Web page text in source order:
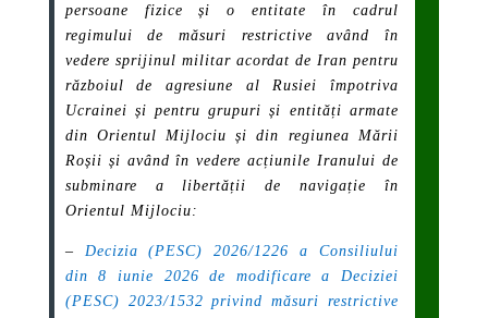
persoane fizice și o entitate în cadrul
regimului de măsuri restrictive având în
vedere sprijinul militar acordat de Iran pentru
războiul de agresiune al Rusiei împotriva
Ucrainei și pentru grupuri și entități armate
din Orientul Mijlociu și din regiunea Mării
Roșii și având în vedere acțiunile Iranului de
subminare a libertății de navigație în
Orientul Mijlociu:
– Decizia (PESC) 2026/1226 a Consiliului
din 8 iunie 2026 de modificare a Deciziei
(PESC) 2023/1532 privind măsuri restrictive